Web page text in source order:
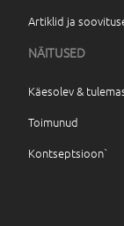
Artiklid ja
NÄITUSED
Käesolev &
Toimunud
Kontseptsioon`